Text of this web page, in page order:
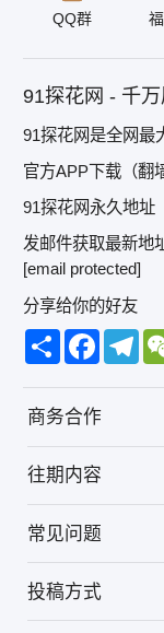
QQ群
91探花网 - 千万
91探花网是全网最
官方APP下载（翻
91探花网永久地址
发邮件获取最新地
[email protected]
分享给你的好友
Share Facebook
商务合作
往期内容
常见问题
投稿方式